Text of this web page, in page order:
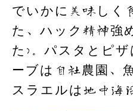
でいかに美味しく
た、ハック精神強
た)。パスタとピザ
ーブは自社農園、
スラエルは地中海